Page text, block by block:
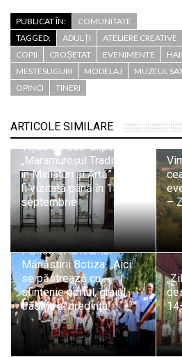
PUBLICAT ÎN:
COMUNITATE
TAGGED:
ADULȚI ATELIERE CREATIVE
COPII
CROȘETAT EVENIMENTE
MESTESUGURI
MODELAJ MUZEUL
OPINCI
TINERI
ARTICOLE SIMILARE
Vișeu de Sus: Expoziția
„Maramureșul Tradițional
în Miniaturi și Artă” poate
fi vizitată până în 15
septembrie
–
PS Iustin la hramul
Mănăstirii Botiza: „Aici
se păstrează cu
sfințenie portul, graiul,
tradiția și credința”